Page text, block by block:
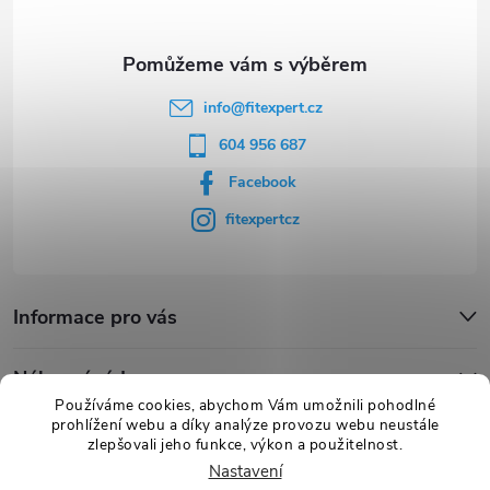
Používáme cookies, abychom Vám umožnili pohodlné
prohlížení webu a díky analýze provozu webu neustále
zlepšovali jeho funkce, výkon a použitelnost.
Nastavení
info@fitexpert.cz
604 956 687
Facebook
fitexpertcz
Informace pro vás
Nákupní rádce
Novinky